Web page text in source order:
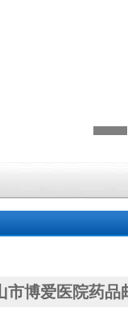
市博爱医院药品